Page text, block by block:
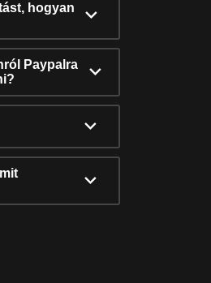
hogyan
Paypalra